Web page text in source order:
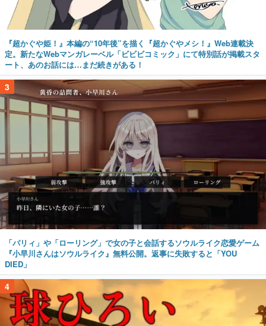
『超かぐや姫！』本編の“10年後”を描く『超かぐやメシ！』Web連載決
定。新たなWebマンガレーベル「ビビビコミック」にて特別話が掲載スタ
ート、あのお話には…まだ続きがある！
3
「パリィ」や「ローリング」で女の子と会話するソウルライク恋愛ゲーム
『小早川さんはソウルライク』無料公開。返事に失敗すると「YOU
DIED」
4